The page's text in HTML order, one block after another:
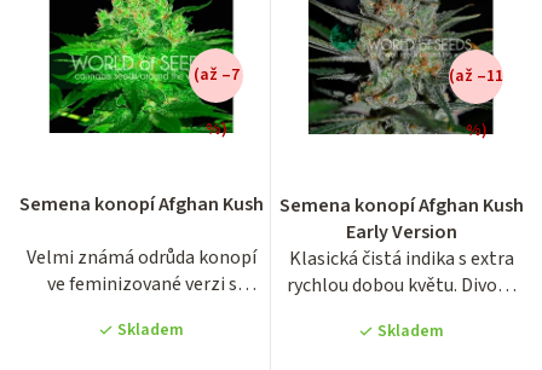
d
Semena konopí Afghan Kush
Velmi známá odrůda konopí
ve feminizované verzi s
Skladem
(až –7
%)
produktu
3,1
z
hvězdiček.
Semena konopí Afghan Kush
Early Version
Klasická čistá indika s extra
rychlou dobou květu. Divoce
Skladem
(až –11
%)
produktu
je
3,3
z
hvězdiček.